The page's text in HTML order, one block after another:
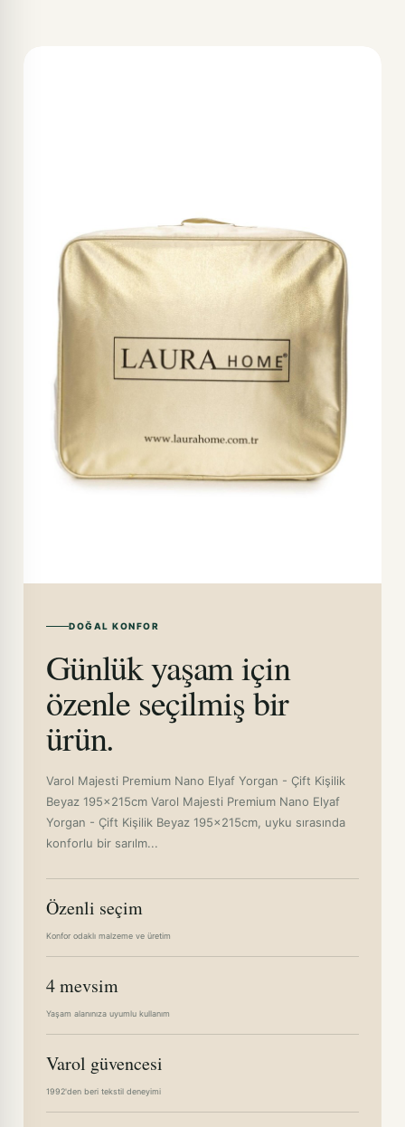
DOĞAL KONFOR
Günlük yaşam için
özenle seçilmiş bir
ürün.
Varol Majesti Premium Nano Elyaf Yorgan - Çift Kişilik
Beyaz 195x215cm Varol Majesti Premium Nano Elyaf
Yorgan - Çift Kişilik Beyaz 195x215cm, uyku sırasında
konforlu bir sarılm...
Özenli seçim
Konfor odaklı malzeme ve üretim
4 mevsim
Yaşam alanınıza uyumlu kullanım
Varol güvencesi
1992'den beri tekstil deneyimi